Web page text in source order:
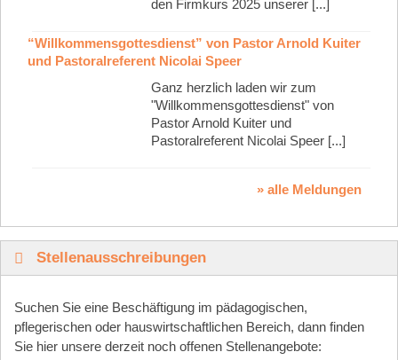
den Firmkurs 2025 unserer [...]
“Willkommensgottesdienst” von Pastor Arnold Kuiter
und Pastoralreferent Nicolai Speer
Ganz herzlich laden wir zum
"Willkommensgottesdienst" von
Pastor Arnold Kuiter und
Pastoralreferent Nicolai Speer [...]
» alle Meldungen
Stellenausschreibungen
Suchen Sie eine Beschäftigung im pädagogischen,
pflegerischen oder hauswirtschaftlichen Bereich, dann finden
Sie hier unsere derzeit noch offenen Stellenangebote: